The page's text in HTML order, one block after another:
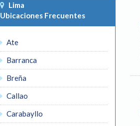
Lima
Ubicaciones Frecuentes
Ate
Barranca
Breña
Callao
Carabayllo